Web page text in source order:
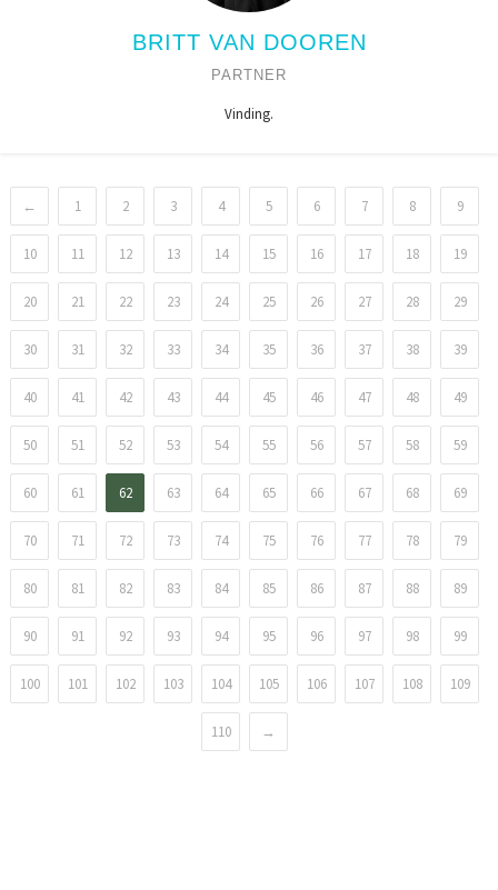
BRITT VAN DOOREN
PARTNER
Vinding.
← 1 2 3 4 5 6 7 8 9
10 11 12 13 14 15 16 17 18 19
20 21 22 23 24 25 26 27 28 29
30 31 32 33 34 35 36 37 38 39
40 41 42 43 44 45 46 47 48 49
50 51 52 53 54 55 56 57 58 59
60 61 62 63 64 65 66 67 68 69
70 71 72 73 74 75 76 77 78 79
80 81 82 83 84 85 86 87 88 89
90 91 92 93 94 95 96 97 98 99
100 101 102 103 104 105 106 107 108 109
110 →